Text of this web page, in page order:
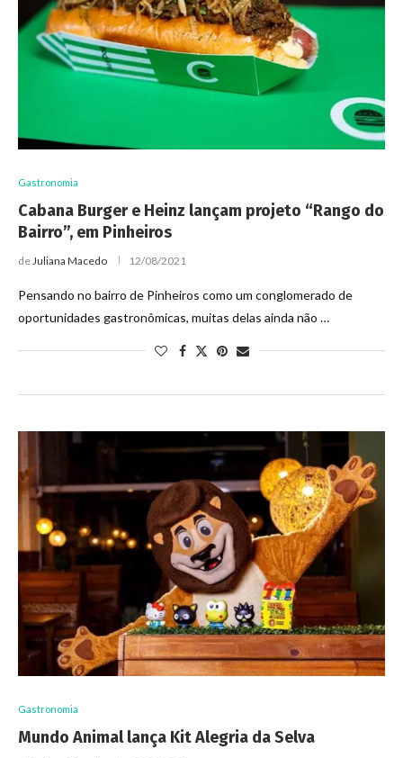
Gastronomia
Cabana Burger e Heinz lançam projeto “Rango do
Bairro”, em Pinheiros
deJuliana Macedo 12/08/2021
Pensando no bairro de Pinheiros como um conglomerado de
oportunidades gastronômicas, muitas delas ainda não …
Gastronomia
Mundo Animal lança Kit Alegria da Selva